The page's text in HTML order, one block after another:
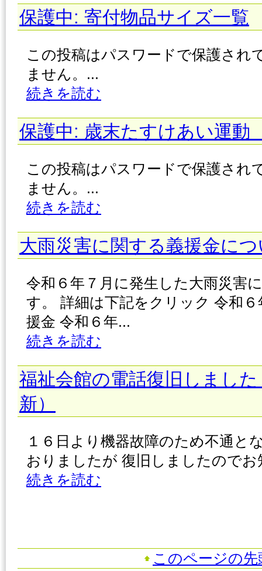
保護中: 寄付物品サイズ一覧
この投稿はパスワードで保護され
ません。...
続きを読む
保護中: 歳末たすけあい運
この投稿はパスワードで保護され
ません。...
続きを読む
大雨災害に関する義援金に
令和６年７月に発生した大雨災害
す。 詳細は下記をクリック 令和
援金 令和６年...
続きを読む
福祉会館の電話復旧しまし
新）
１６日より機器故障のため不通と
おりましたが 復旧しましたので
続きを読む
このページの